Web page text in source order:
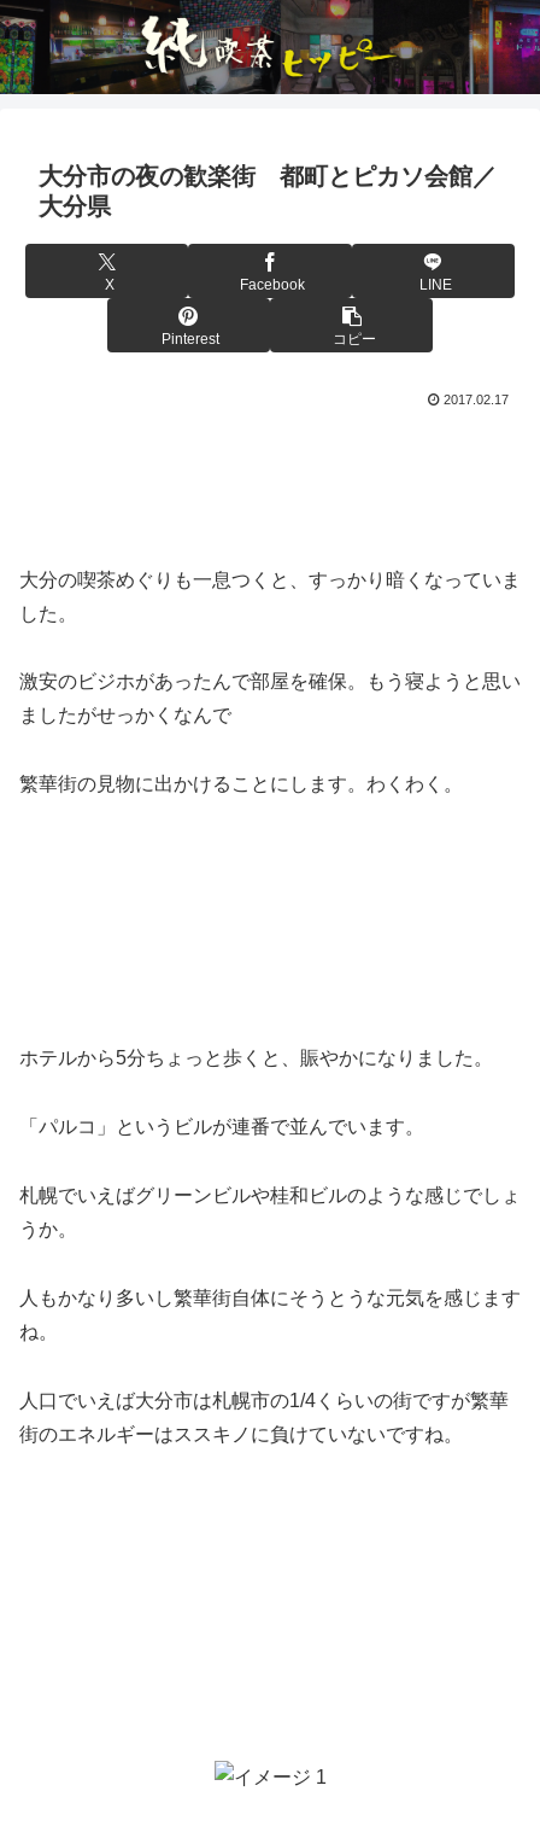
大分市の夜の歓楽街 都町とピカソ会館／
大分県
X Facebook LINE
Pinterest コピー
2017.02.17
大分の喫茶めぐりも一息つくと、すっかり暗くなっていま
した。
激安のビジホがあったんで部屋を確保。もう寝ようと思い
ましたがせっかくなんで
繁華街の見物に出かけることにします。わくわく。
ホテルから5分ちょっと歩くと、賑やかになりました。
「パルコ」というビルが連番で並んでいます。
札幌でいえばグリーンビルや桂和ビルのような感じでしょ
うか。
人もかなり多いし繁華街自体にそうとうな元気を感じます
ね。
人口でいえば大分市は札幌市の1/4くらいの街ですが繁華
街のエネルギーはススキノに負けていないですね。